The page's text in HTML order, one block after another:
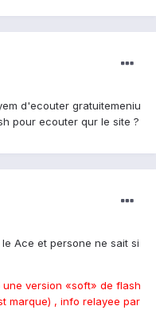
d'ecouter gratuitemeniu
pour ecouter qur le site ?
Ace et persone ne sait si
une version «soft» de flash
marque) , info relayee par